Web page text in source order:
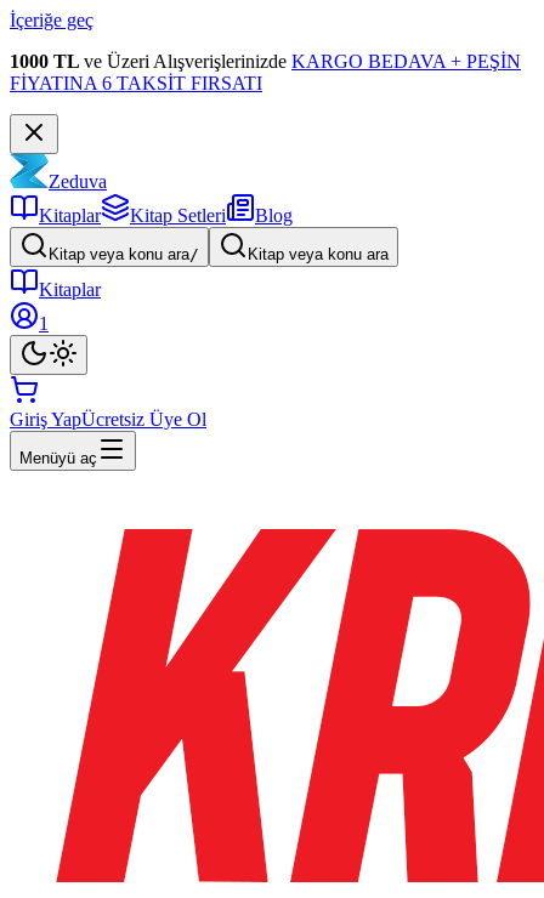
İçeriğe geç
1000 TL ve Üzeri Alışverişlerinizde KARGO BEDAVA + PEŞİN
FİYATINA 6 TAKSİT FIRSATI
Zeduva
Kitaplar
Kitap Setleri Blog
Kitap veya konu ara/ Kitap veya konu ara
Kitaplar
1
Giriş YapÜcretsiz Üye Ol
Menüyü aç